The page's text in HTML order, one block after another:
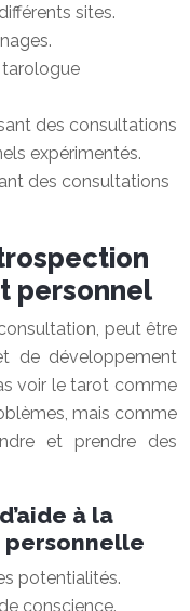
sites.
tarologue
des consultations
expérimentés.
des consultations
personnel
peut être
de développement
voir le tarot comme
mais comme
et prendre des
à la
personnelle
potentialités.
conscience.